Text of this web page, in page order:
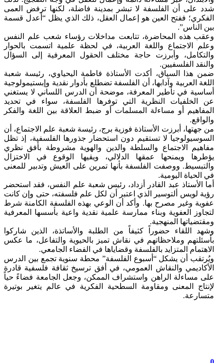
شدد على أن الفلسفة لا تبشر بمدينة فاضلة، لكنها ترفض العمى
الفكري؛ ففتح العين هو إعمال العقل، ذلك الذي يظل “أعدل قسمة
بين الناس”.
وعقب هذه المحاضرة، تتابعت مداخلات رؤساء شعب علم النفس
وعلم الاجتماع واللغة العربية، في لحظة علمية اتسمت بالحوار
والتكامل، وأبرزت حاجة مختلف الحقول المعرفية إلى السؤال
والنقد الفلسفيين.
ضمن هذا السياق، أكدت الأستاذة فاطمة اليحياوي، رئيسة شعبة
اللغة العربية وآدابها، أن الفلسفة تضطلع بأدوار نقدية وإبستيمولوجية
أساسية في تأطير المعرفة، موضحة أن الدرس اللساني لا يستغني
عن الخلفيات النظرية التي توفرها الفلسفة، سواء في تحديد
المفاهيم أو مساءلة المسلمات أو ضبط العلاقة بين اللغة والفكر
والواقع.
من جهتها، أبرزت الأستاذة فوزية برج، رئيسة شعبة علم الاجتماع، أن
السوسيولوجيا لا تستقيم دون استحضار جذورها الفلسفية، إذ تظل
مفاهيم الاجتماع والسلطة والدين والهوية مشروطة بأفق نظري
يؤطرها ويمنحها عمقها الدلالي، ويقيها الوقوع في الاختزال
والتبسيط. ووصفت الفلسفة بأنها تمرين على العيش وتدبير للمعنى
في الحياة اليومية.
أما الأستاذ عبد القادر أزداد، رئيس شعبة علم النفس، فقد استحضر
رؤية لويس ألتوسير الذي اعتبر أن لكل علم فلسفته، حتى وإن كانت
عفوية وغير مصرح بها. وأكد أن الوعي بهذه الفلسفة الكامنة شرط
لتجاوز العفوية وبناء ممارسة علمية نقدية واعية بأسسها المعرفية
ومقتضياتها المنهجية.
وشهد اللقاء حضوراً كثيفاً من الطلبة والأساتذة، الذين شاركوا
بأسئلتهم وملاحظاتهم في نقاش تميز بالحيوية والتفاعل، ما عكس
الاهتمام المتزايد بالفلسفة وقضاياها في الفضاء الجامعي.
ويُرتقب أن يشكل “أسبوع الفلسفة” محطة سنوية تجمع بين الدرس
الأكاديمي والنقاش العمومي، في أفق ترسيخ ثقافة فلسفية قادرة
على مساءلة الراهن واستشراف الممكن، وجعل الجامعة فضاءً حياً
لإنتاج المعنى ومقاومة السطحية الفكرية في عالم يتغير بوتيرة
متسارعة.